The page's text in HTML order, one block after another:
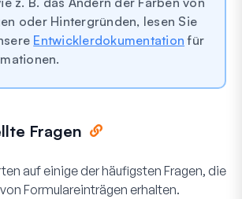
oder Hintergründen, lesen Sie
Entwicklerdokumentation für
Fragen
auf einige der häufigsten Fragen, die
Formulareinträgen erhalten.